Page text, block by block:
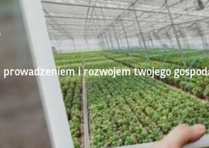
i rozwojem twojego